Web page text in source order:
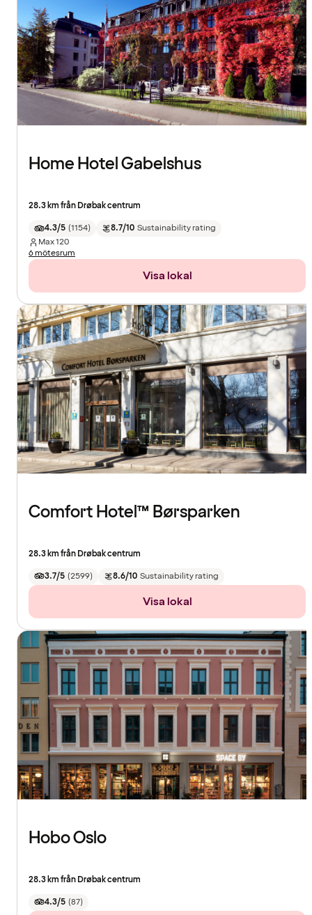
Home Hotel Gabelshus
28.3 km från Drøbak centrum
4.3/5 (1154) 8.7/10 Sustainability rating
Max120
6 mötesrum
Visa lokal
Comfort Hotel™ Børsparken
28.3 km från Drøbak centrum
3.7/5 (2599) 8.6/10 Sustainability rating
Visa lokal
Hobo Oslo
28.3 km från Drøbak centrum
4.3/5 (87)